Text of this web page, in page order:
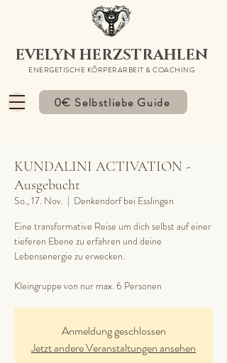
ENERGETISCHE KÖRPERARBEIT & COACHING
EVELYN HERZSTRAHLEN
0€ Selbstliebe Guide
KUNDALINI ACTIVATION -
Ausgebucht
So., 17. Nov.
  |
Denkendorf bei Esslingen
Eine transformative Reise um dich selbst auf einer
tieferen Ebene zu erfahren und deine
Lebensenergie zu erwecken.
Kleingruppe von nur max. 6 Personen
Anmeldung geschlossen
Jetzt andere Veranstaltungen ansehen